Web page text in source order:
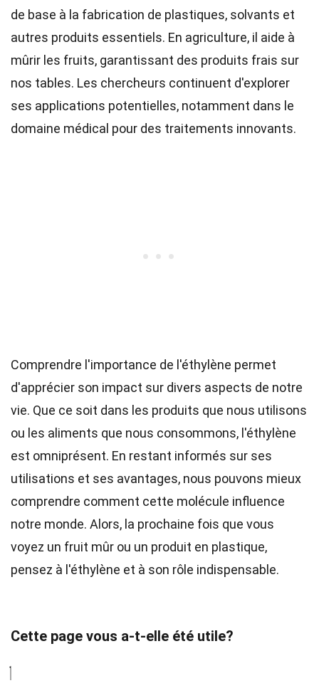
de base à la fabrication de plastiques, solvants et
autres produits essentiels. En agriculture, il aide à
mûrir les fruits, garantissant des produits frais sur
nos tables. Les chercheurs continuent d'explorer
ses applications potentielles, notamment dans le
domaine médical pour des traitements innovants.
Comprendre l'importance de l'éthylène permet
d'apprécier son impact sur divers aspects de notre
vie. Que ce soit dans les produits que nous utilisons
ou les aliments que nous consommons, l'éthylène
est omniprésent. En restant informés sur ses
utilisations et ses avantages, nous pouvons mieux
comprendre comment cette molécule influence
notre monde. Alors, la prochaine fois que vous
voyez un fruit mûr ou un produit en plastique,
pensez à l'éthylène et à son rôle indispensable.
Cette page vous a-t-elle été utile?